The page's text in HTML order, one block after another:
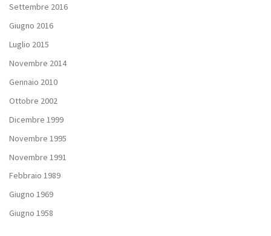
Settembre 2016
Giugno 2016
Luglio 2015
Novembre 2014
Gennaio 2010
Ottobre 2002
Dicembre 1999
Novembre 1995
Novembre 1991
Febbraio 1989
Giugno 1969
Giugno 1958